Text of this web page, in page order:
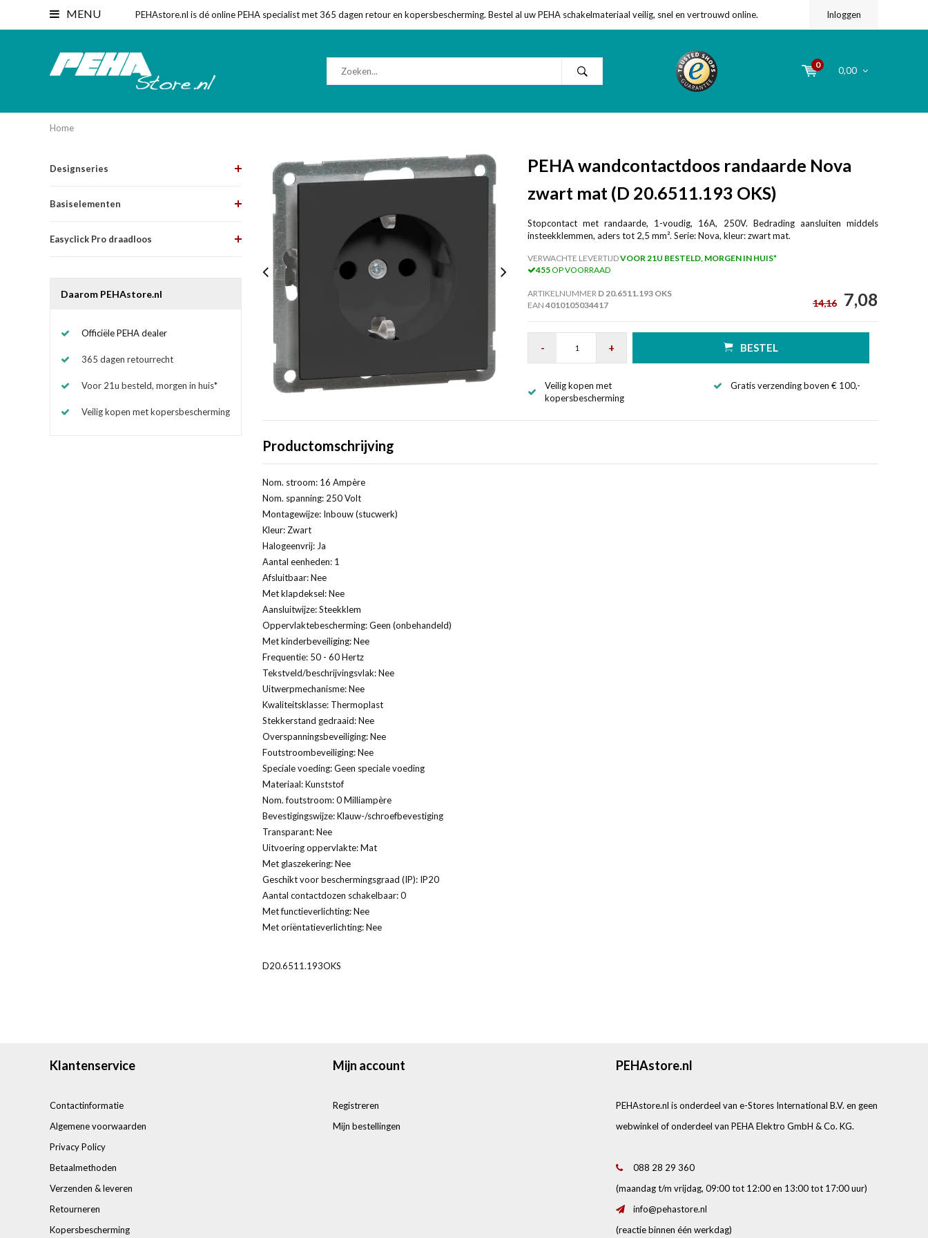
MENU PEHAstore.nl is dé online PEHA specialist met 365 dagen retour en kopersbescherming. Bestel al uw PEHA schakelmateriaal veilig, snel en vertrouwd online. Inloggen
0
0,00
Home
Designseries
Basiselementen
Easyclick Pro draadloos
Daarom PEHAstore.nl
Officiële PEHA dealer
365 dagen retourrecht
Voor 21u besteld, morgen in huis*
Veilig kopen met kopersbescherming
PEHA wandcontactdoos randaarde Nova
zwart mat (D 20.6511.193 OKS)
Stopcontact met randaarde, 1-voudig, 16A, 250V. Bedrading aansluiten middels
insteekklemmen, aders tot 2,5 mm². Serie: Nova, kleur: zwart mat.
VERWACHTE LEVERTIJDVOOR 21U BESTELD, MORGEN IN HUIS*
455OP VOORRAAD
ARTIKELNUMMER D 20.6511.193 OKS
EAN 4010105034417 14,16 7,08
- + BESTEL
Veilig kopen met
kopersbescherming
Gratis verzending boven € 100,-
Productomschrijving
Nom. stroom: 16 Ampère
Nom. spanning: 250 Volt
Montagewijze: Inbouw (stucwerk)
Kleur: Zwart
Halogeenvrij: Ja
Aantal eenheden: 1
Afsluitbaar: Nee
Met klapdeksel: Nee
Aansluitwijze: Steekklem
Oppervlaktebescherming: Geen (onbehandeld)
Met kinderbeveiliging: Nee
Frequentie: 50 - 60 Hertz
Tekstveld/beschrijvingsvlak: Nee
Uitwerpmechanisme: Nee
Kwaliteitsklasse: Thermoplast
Stekkerstand gedraaid: Nee
Overspanningsbeveiliging: Nee
Foutstroombeveiliging: Nee
Speciale voeding: Geen speciale voeding
Materiaal: Kunststof
Nom. foutstroom: 0 Milliampère
Bevestigingswijze: Klauw-/schroefbevestiging
Transparant: Nee
Uitvoering oppervlakte: Mat
Met glaszekering: Nee
Geschikt voor beschermingsgraad (IP): IP20
Aantal contactdozen schakelbaar: 0
Met functieverlichting: Nee
Met oriëntatieverlichting: Nee
D20.6511.193OKS
Klantenservice
Contactinformatie
Algemene voorwaarden
Privacy Policy
Betaalmethoden
Verzenden & leveren
Retourneren
Kopersbescherming
Mijn account
Registreren
Mijn bestellingen
PEHAstore.nl
PEHAstore.nl is onderdeel van e-Stores International B.V. en geen
webwinkel of onderdeel van PEHA Elektro GmbH & Co. KG.
088 28 29 360
(maandag t/m vrijdag, 09:00 tot 12:00 en 13:00 tot 17:00 uur)
info@pehastore.nl
(reactie binnen één werkdag)